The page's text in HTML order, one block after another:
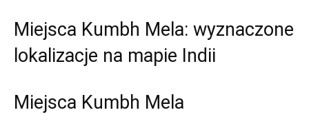
Miejsca Kumbh Mela: wyznaczone
lokalizacje na mapie Indii
Miejsca Kumbh Mela